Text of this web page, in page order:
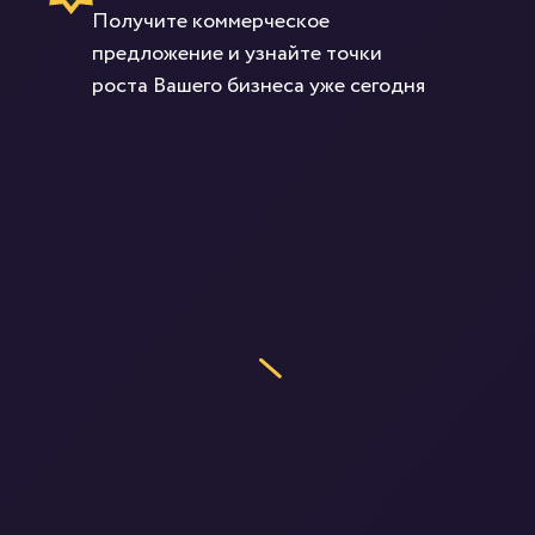
Получите коммерческое
предложение и узнайте точки
роста Вашего бизнеса уже сегодня